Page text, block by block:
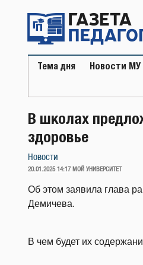
содержимому
Тема дня Новости МУ
В школах
здоровье
Новости
ОПУБЛИКОВАНО
20.01.2025 14:17 МОЙ УНИВЕРСИТЕТ
Об этом заявила глава
Демичева.
В чем будет их